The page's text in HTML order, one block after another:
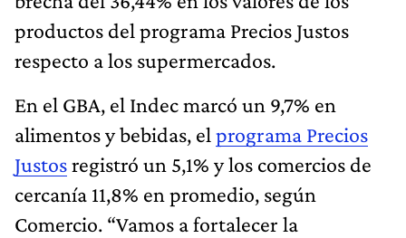
productos del programa Precios Justos
respecto a los supermercados.
En el GBA, el Indec marcó un 9,7% en
alimentos y bebidas, el programa Precios
Justosregistró un 5,1% y los comercios de
cercanía 11,8% en promedio, según
Comercio. “Vamos a fortalecer la